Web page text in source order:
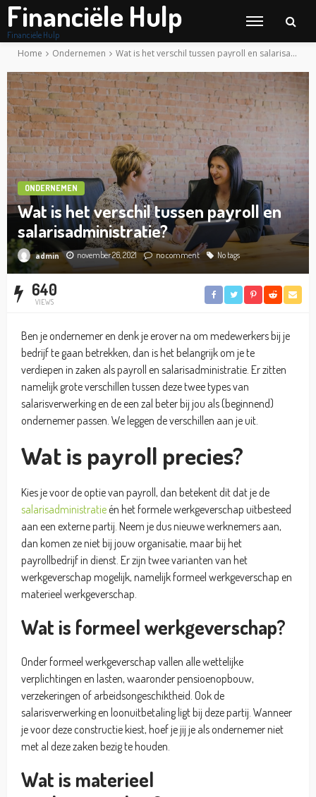
Financiële Hulp
Financiële Hulp
Home Ondernemen Wat is het verschil tussen payroll en salarisadministratie?
ONDERNEMEN
Wat is het verschil tussen payroll en
salarisadministratie?
admin november 26, 2021 no comment No tags
640
VIEWS
Ben je ondernemer en denk je erover na om medewerkers bij je
bedrijf te gaan betrekken, dan is het belangrijk om je te
verdiepen in zaken als payroll en salarisadministratie. Er zitten
namelijk grote verschillen tussen deze twee types van
salarisverwerking en de een zal beter bij jou als (beginnend)
ondernemer passen. We leggen de verschillen aan je uit.
Wat is payroll precies?
Kies je voor de optie van payroll, dan betekent dit dat je de
salarisadministratie én het formele werkgeverschap uitbesteed
aan een externe partij. Neem je dus nieuwe werknemers aan,
dan komen ze niet bij jouw organisatie, maar bij het
payrollbedrijf in dienst. Er zijn twee varianten van het
werkgeverschap mogelijk, namelijk formeel werkgeverschap en
materieel werkgeverschap.
Wat is formeel werkgeverschap?
Onder formeel werkgeverschap vallen alle wettelijke
verplichtingen en lasten, waaronder pensioenopbouw,
verzekeringen of arbeidsongeschiktheid. Ook de
salarisverwerking en loonuitbetaling ligt bij deze partij. Wanneer
je voor deze constructie kiest, hoef je jij je als ondernemer niet
met al deze zaken bezig te houden.
Wat is materieel